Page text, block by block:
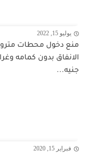
يوليو 15, 2022
منع دخول محطات مترو
جنيه...
فبراير 15, 2020